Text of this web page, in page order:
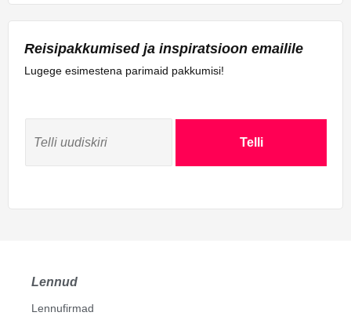
Reisipakkumised ja inspiratsioon emailile
Lugege esimestena parimaid pakkumisi!
Telli
Lennud
Lennufirmad